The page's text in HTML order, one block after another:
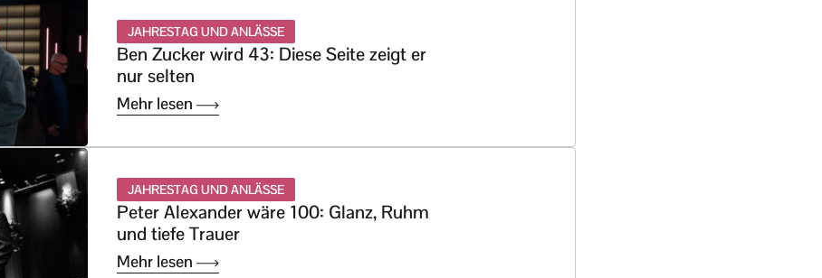
JAHRESTAG UND ANLÄSSE
Ben Zucker wird 43: Diese Seite zeigt er
nur selten
Mehr lesen
JAHRESTAG UND ANLÄSSE
Peter Alexander wäre 100: Glanz, Ruhm
und tiefe Trauer
Mehr lesen